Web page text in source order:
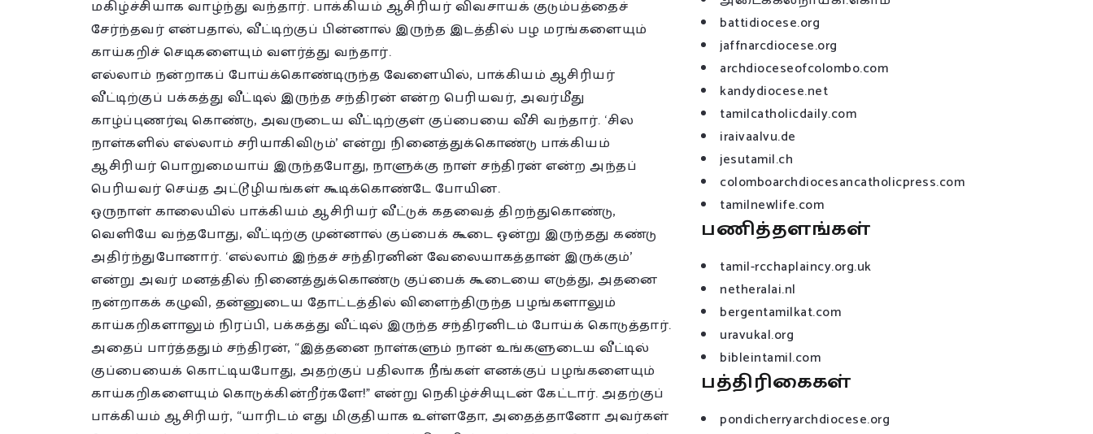
மகிழ்ச்சியாக வாழ்ந்து வந்தார். பாக்கியம் ஆசிரியர் விவசாயக் குடும்பத்தைச்
சேர்ந்தவர் என்பதால், வீட்டிற்குப் பின்னால் இருந்த இடத்தில் பழ மரங்களையும்
காய்கறிச் செடிகளையும் வளர்த்து வந்தார்.
எல்லாம் நன்றாகப் போய்க்கொண்டிருந்த வேளையில், பாக்கியம் ஆசிரியர்
வீட்டிற்குப் பக்கத்து வீட்டில் இருந்த சந்திரன் என்ற பெரியவர், அவர்மீது
காழ்ப்புணர்வு கொண்டு, அவருடைய வீட்டிற்குள் குப்பையை வீசி வந்தார். ‘சில
நாள்களில் எல்லாம் சரியாகிவிடும்’ என்று நினைத்துக்கொண்டு பாக்கியம்
ஆசிரியர் பொறுமையாய் இருந்தபோது, நாளுக்கு நாள் சந்திரன் என்ற அந்தப்
பெரியவர் செய்த அட்டூழியங்கள் கூடிக்கொண்டே போயின.
ஒருநாள் காலையில் பாக்கியம் ஆசிரியர் வீட்டுக் கதவைத் திறந்துகொண்டு,
வெளியே வந்தபோது, வீட்டிற்கு முன்னால் குப்பைக் கூடை ஒன்று இருந்தது கண்டு
அதிர்ந்துபோனார். ‘எல்லாம் இந்தச் சந்திரனின் வேலையாகத்தான் இருக்கும்’
என்று அவர் மனத்தில் நினைத்துக்கொண்டு குப்பைக் கூடையை எடுத்து, அதனை
நன்றாகக் கழுவி, தன்னுடைய தோட்டத்தில் விளைந்திருந்த பழங்களாலும்
காய்கறிகளாலும் நிரப்பி, பக்கத்து வீட்டில் இருந்த சந்திரனிடம் போய்க் கொடுத்தார்.
அதைப் பார்த்ததும் சந்திரன், “இத்தனை நாள்களும் நான் உங்களுடைய வீட்டில்
குப்பையைக் கொட்டியபோது, அதற்குப் பதிலாக நீங்கள் எனக்குப் பழங்களையும்
காய்கறிகளையும் கொடுக்கின்றீர்களே!” என்று நெகிழ்ச்சியுடன் கேட்டார். அதற்குப்
பாக்கியம் ஆசிரியர், “யாரிடம் எது மிகுதியாக உள்ளதோ, அதைத்தானோ அவர்கள்
battidiocese.org
jaffnarcdiocese.org
archdioceseofcolombo.com
kandydiocese.net
tamilcatholicdaily.com
iraivaalvu.de
jesutamil.ch
colomboarchdiocesancatholicpress.com
tamilnewlife.com
பணித்தளங்கள்
tamil-rcchaplaincy.org.uk
netheralai.nl
bergentamilkat.com
uravukal.org
bibleintamil.com
பத்திரிகைகள்
pondicherryarchdiocese.org